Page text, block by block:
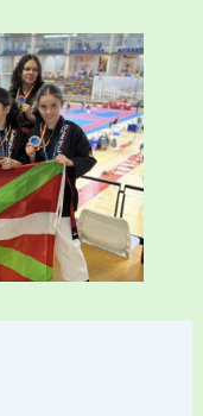
txapelketan